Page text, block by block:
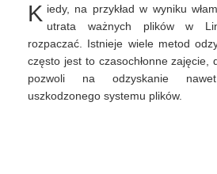
K iedy, na przykład w wyniku
utrata ważnych plików w
rozpaczać. Istnieje wiele metod
często jest to czasochłonne zajęcie,
pozwoli na odzyskanie
uszkodzonego systemu plików.